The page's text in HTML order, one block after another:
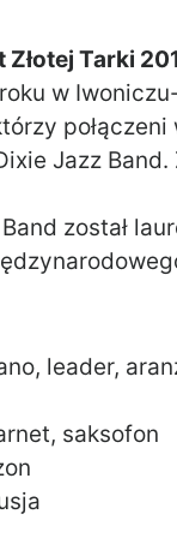
Tarki
w
Jazz
został
leader,
saksofon